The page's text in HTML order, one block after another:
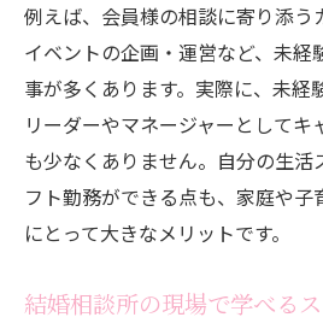
結婚相談所で安心して
安心して始める結婚相談所
結婚相談所初心者向け
結婚相談所の求人選び
結婚相談所のお仕事一
結婚相談所求人でよくあ
ト
例えば、会員様の相談に寄り添う
イベントの企画・運営など、未経
事が多くあります。実際に、未経
リーダーやマネージャーとしてキ
も少なくありません。自分の生活
フト勤務ができる点も、家庭や
にとって大きなメリットです。
結婚相談所の現場で学べる